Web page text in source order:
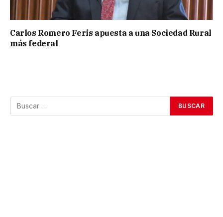
Carlos Romero Feris apuesta a una Sociedad Rural
más federal